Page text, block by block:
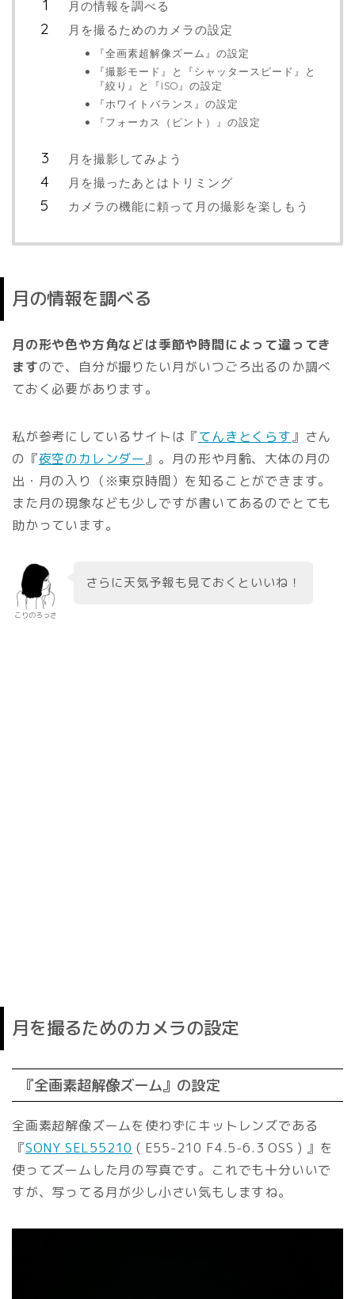
月の情報を調べる
月を撮るためのカメラの設定
『全画素超解像ズーム』の設定
『撮影モード』と『シャッタースピード』と
『絞り』と『ISO』の設定
『ホワイトバランス』の設定
『フォーカス（ピント）』の設定
月を撮影してみよう
月を撮ったあとはトリミング
カメラの機能に頼って月の撮影を楽しもう
月の情報を調べる
月の形や色や方角などは季節や時間によって違ってき
ますので、自分が撮りたい月がいつごろ出るのか調べ
ておく必要があります。
私が参考にしているサイトは『てんきとくらす』さん
の『夜空のカレンダー』。月の形や月齢、大体の月の
出・月の入り（※東京時間）を知ることができます。
また月の現象なども少しですが書いてあるのでとても
助かっています。
こりのろっさ
さらに天気予報も見ておくといいね！
月を撮るためのカメラの設定
『全画素超解像ズーム』の設定
全画素超解像ズームを使わずにキットレンズである
『SONY SEL55210 ( E55-210 F4.5-6.3 OSS ) 』を
使ってズームした月の写真です。これでも十分いいで
すが、写ってる月が少し小さい気もしますね。